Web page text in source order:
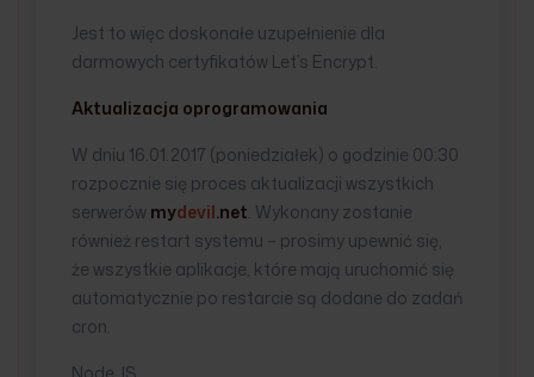
Jest to więc doskonałe uzupełnienie dla
darmowych certyfikatów Let’s Encrypt.
Aktualizacja oprogramowania
W dniu 16.01.2017 (poniedziałek) o godzinie 00:30
rozpocznie się proces aktualizacji wszystkich
serwerów mydevil .net . Wykonany zostanie
również restart systemu – prosimy upewnić się,
że wszystkie aplikacje, które mają uruchomić się
automatycznie po restarcie są dodane do zadań
cron.
Node.JS